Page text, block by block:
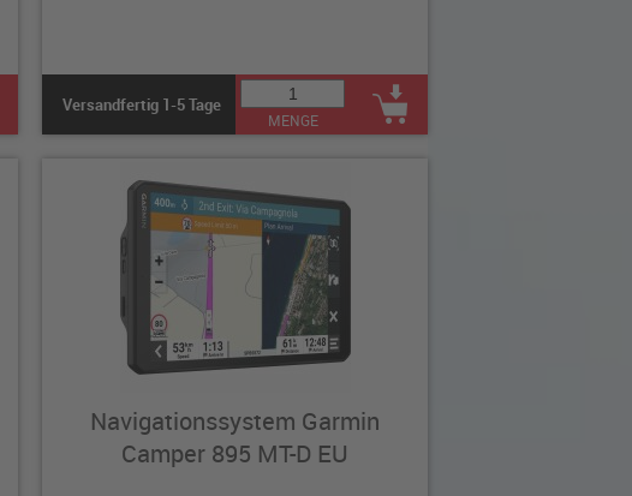
Versandfertig 1-5 Tage
MENGE
Navigationssystem Garmin
Camper 895 MT-D EU